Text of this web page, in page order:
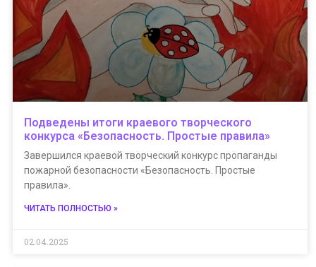
Подведены итоги краевого творческого
конкурса «Безопасность. Простые правила»
Завершился краевой творческий конкурс пропаганды
пожарной безопасности «Безопасность. Простые
правила».
ЧИТАТЬ ПОЛНОСТЬЮ »
02.04.2025